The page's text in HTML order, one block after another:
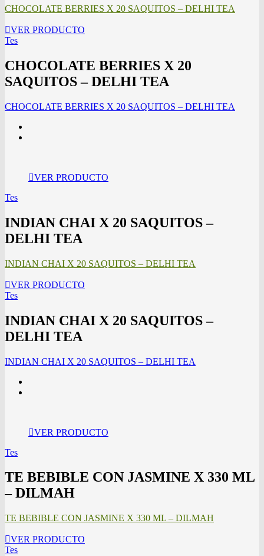
CHOCOLATE BERRIES X 20 SAQUITOS – DELHI TEA
VER PRODUCTO
Tes
CHOCOLATE BERRIES X 20
SAQUITOS – DELHI TEA
CHOCOLATE BERRIES X 20 SAQUITOS – DELHI TEA
VER PRODUCTO
Tes
INDIAN CHAI X 20 SAQUITOS –
DELHI TEA
INDIAN CHAI X 20 SAQUITOS – DELHI TEA
VER PRODUCTO
Tes
INDIAN CHAI X 20 SAQUITOS –
DELHI TEA
INDIAN CHAI X 20 SAQUITOS – DELHI TEA
VER PRODUCTO
Tes
TE BEBIBLE CON JASMINE X 330 ML
– DILMAH
TE BEBIBLE CON JASMINE X 330 ML – DILMAH
VER PRODUCTO
Tes